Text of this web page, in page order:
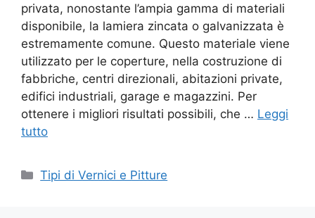
privata, nonostante l’ampia gamma di materiali
disponibile, la lamiera zincata o galvanizzata è
estremamente comune. Questo materiale viene
utilizzato per le coperture, nella costruzione di
fabbriche, centri direzionali, abitazioni private,
edifici industriali, garage e magazzini. Per
ottenere i migliori risultati possibili, che … Leggi
tutto
Categorie
Tipi di Vernici e Pitture